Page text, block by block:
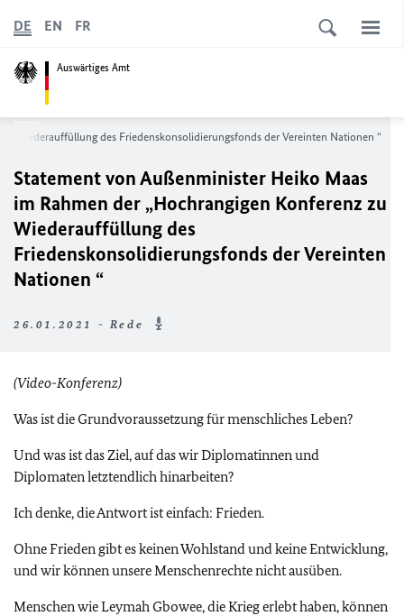
Auswärtiges Amt
DE EN FR
Wiederauffüllung des Friedenskonsolidierungsfonds der Vereinten Nationen “
Statement von Außenminister Heiko Maas
im Rahmen der „Hochrangigen Konferenz zu
Wiederauffüllung des
Friedenskonsolidierungsfonds der Vereinten
Nationen “
26.01.2021 - Rede
(Video-Konferenz)
Was ist die Grundvoraussetzung für menschliches Leben?
Und was ist das Ziel, auf das wir Diplomatinnen und
Diplomaten letztendlich hinarbeiten?
Ich denke, die Antwort ist einfach: Frieden.
Ohne Frieden gibt es keinen Wohlstand und keine Entwicklung,
und wir können unsere Menschenrechte nicht ausüben.
Menschen wie Leymah Gbowee, die Krieg erlebt haben, können